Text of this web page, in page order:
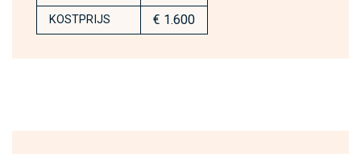
KOSTPRIJS € 1.600